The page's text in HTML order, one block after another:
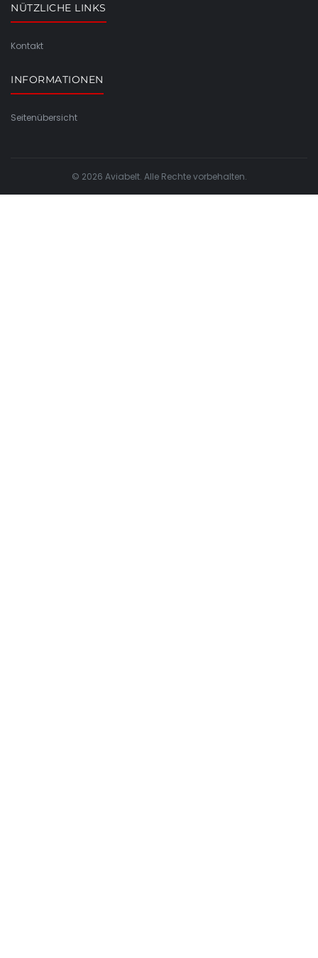
NÜTZLICHE LINKS
Kontakt
INFORMATIONEN
Seitenübersicht
© 2026 Aviabelt. Alle Rechte vorbehalten.